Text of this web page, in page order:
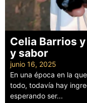
Celia Barrios
y sabor
junio 16, 2025
En una época en la
todo, todavía hay
esperando ser...